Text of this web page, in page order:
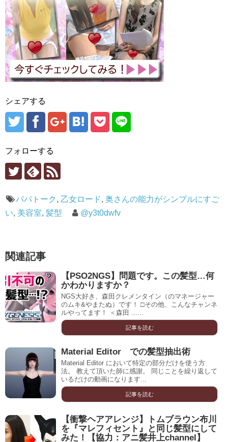
シェアする
フォローする
パパトーク , 乙女ロード, 奥さんの能力がシンプルにすご
い, 美容室, 髪型 @y3t0dwfv
関連記事
【PSO2NGS】問題です。この髪型…何
かわかりますか？
NGS大好き、森田クレメンタイン（のマネージャー
のムキ&やまたぬ）です！ □その他、こんなチャンネ
ルやってます！ ＜森田 ......
記事を読む
Material Editor での髪型抽出術
Material Editor において特定の部分だけを使う方
法。 教えて頂いた師に感謝。 同じことを繰り返して
いるだけの動画になります...
記事を読む
【衝撃ヘアアレンジ】トムブラウン布川
を『マレフィセント』と同じ髪型にして
みた！【協力：アニ髪井上channel】